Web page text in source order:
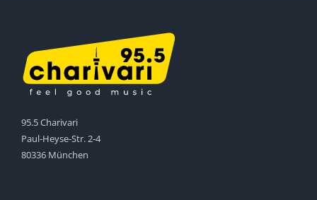
95.5 Charivari
Paul-Heyse-Str. 2-4
80336 München